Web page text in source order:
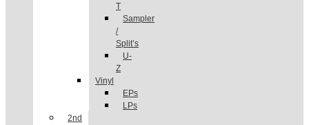
T
Sampler
/
Split’s
U-
Z
Vinyl
EPs
LPs
2nd